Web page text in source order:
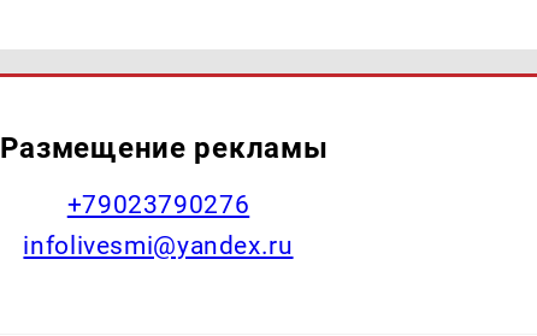
Размещение рекламы
+79023790276
infolivesmi@yandex.ru